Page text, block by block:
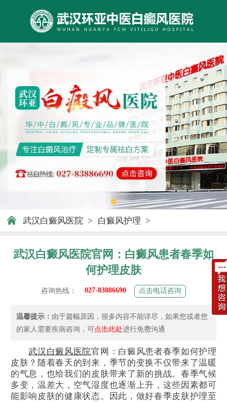
武汉白癜风医院 > 白癜风护理 >
武汉白癜风医院官网：白癜风患者春季如
何护理皮肤
咨询热线： 027-83886690 点击电话咨询
温馨提示： 由于篇幅原因，很多内容不能详尽，如果您或者您
的家人需要疾病咨询，可点击此处进行免费沟通
武汉白癜风医院官网：白癜风患者春季如何护理
皮肤？随着春天的到来，季节的变换不仅带来了温暖
的气息，也给我们的皮肤带来了新的挑战。春季气候
多变，温差大，空气湿度也逐渐上升，这些因素都可
能影响皮肤的健康状态。因此，做好春季皮肤护理至